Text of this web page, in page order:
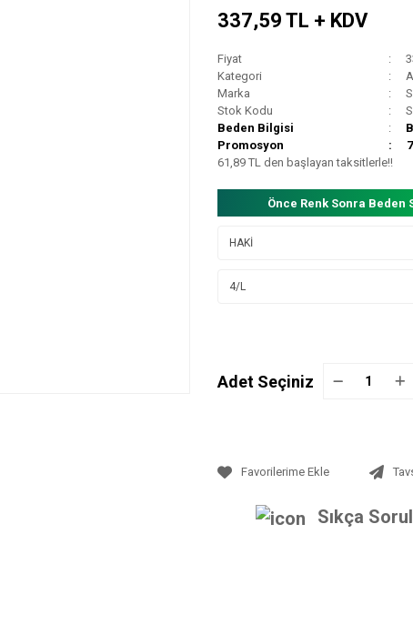
337,59 TL + KDV
Fiyat
Kategori
Marka
Stok Kodu
Beden Bilgisi
Promosyon
61,89 TL den başlayan taksitlerle!!
Önce Renk Sonra Beden
Adet Seçiniz
Sıkça